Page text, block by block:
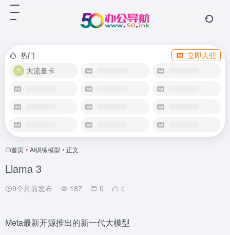
热门
立即入驻
大流量卡
首页 • AI训练模型 • 正文
Llama 3
9个月前发布 187 0 0
Meta最新开源推出的新一代大模型